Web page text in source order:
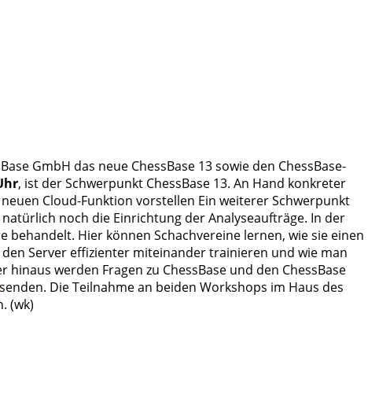
GmbH das neue ChessBase 13 sowie den ChessBase-
, ist der Schwerpunkt ChessBase 13. An Hand konkreter
Cloud-Funktion vorstellen Ein weiterer Schwerpunkt
noch die Einrichtung der Analyseaufträge. In der
behandelt. Hier können Schachvereine lernen, wie sie einen
Server effizienter miteinander trainieren und wie man
werden Fragen zu ChessBase und den ChessBase
senden. Die Teilnahme an beiden Workshops im Haus des
(wk)